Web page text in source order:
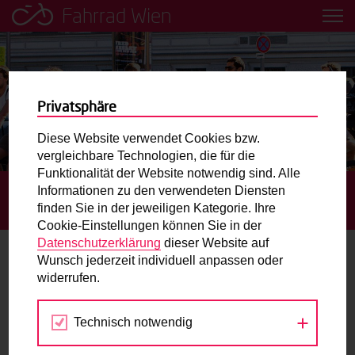
Fahrrad Wien
Leih dir einfach ein Transportfahrrad in deiner Nähe aus!
Mobilitätsbildung für Kinder und
Jugendliche
Radweg-Projektkarte
Routenplaner
Mit dem Fahrrad in Wien unterwegs? Hier finden Sie die
beste Route.
Wunschbox
Sie haben ein Anliegen zum Radverkehr? Schreiben Sie
STARTSEITE TERMINE
FAHRRAD WIEN-PARCOURS IN
DER HERZGASSE
09.
SEP
2022
Privatsphäre
Diese Website verwendet Cookies bzw.
vergleichbare Technologien, die für die
Funktionalität der Website notwendig sind. Alle
Informationen zu den verwendeten Diensten
finden Sie in der jeweiligen Kategorie. Ihre
Cookie-Einstellungen können Sie in der
Datenschutzerklärung dieser Website auf
Wunsch jederzeit individuell anpassen oder
widerrufen.
Technisch notwendig